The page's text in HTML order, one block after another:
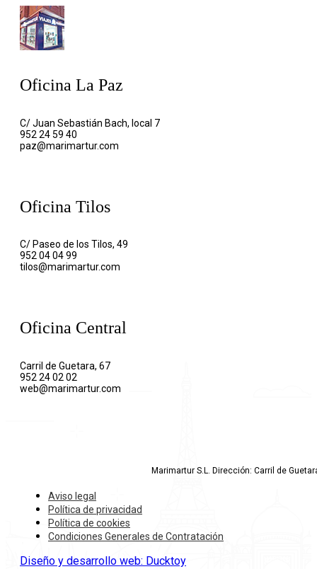
Oficina La Paz
C/ Juan Sebastián Bach, local 7
952 24 59 40
paz@marimartur.com
Oficina Tilos
C/ Paseo de los Tilos, 49
952 04 04 99
tilos@marimartur.com
Oficina Central
Carril de Guetara, 67
952 24 02 02
web@marimartur.com
Marimartur S.L. Dirección: Carril de
Aviso legal
Política de privacidad
Política de cookies
Condiciones Generales de Contratación
Diseño y desarrollo web: Ducktoy